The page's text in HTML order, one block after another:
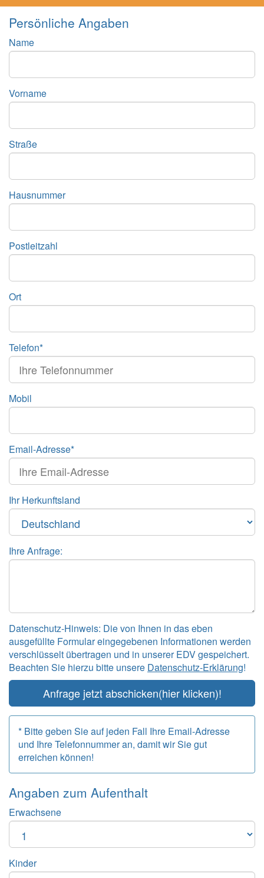
Persönliche Angaben
Name
Vorname
Straße
Hausnummer
Postleitzahl
Ort
Telefon*
Mobil
Email-Adresse*
Ihr Herkunftsland
Ihre Anfrage:
Datenschutz-Hinweis: Die von Ihnen in das eben
ausgefüllte Formular eingegebenen Informationen werden
verschlüsselt übertragen und in unserer EDV gespeichert.
Beachten Sie hierzu bitte unsere Datenschutz-Erklärung!
Anfrage jetzt abschicken(hier klicken)!
* Bitte geben Sie auf jeden Fall Ihre Email-Adresse
und Ihre Telefonnummer an, damit wir Sie gut
erreichen können!
Angaben zum Aufenthalt
Erwachsene
Kinder